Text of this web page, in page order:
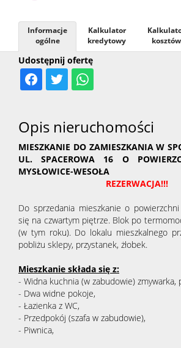
Udostępnij ofertę
Informacje
ogólne
Kalkulator
kredytowy
kosztów
Opis nieruchomości
MIESZKANIE DO ZAMIESZKANIA W
UL. SPACEROWA 16 O
MYSŁOWICE-WESOŁA
REZERWACJA!!!
Do sprzedania mieszkanie o
się na czwartym piętrze. Blok po
(w tym roku). Do lokalu mieszkalnego
pobliżu sklepy, przystanek, żłobek.
Mieszkanie składa się z:
- Widna kuchnia (w zabudowie) zmywarka,
- Dwa widne pokoje,
- Łazienka z WC,
- Przedpokój (szafa w zabudowie),
- Piwnica,